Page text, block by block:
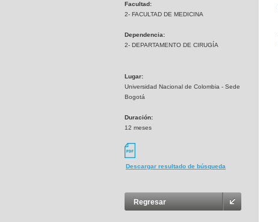
Facultad:
2- FACULTAD DE MEDICINA
Dependencia:
2- DEPARTAMENTO DE CIRUGÍA
Lugar:
Universidad Nacional de Colombia - Sede
Bogotá
Duración:
12 meses
Descargar resultado de búsqueda
Regresar